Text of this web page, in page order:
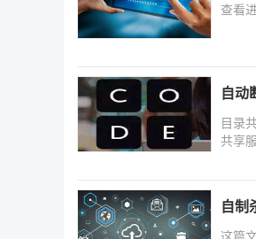
查看
自动
目录
共享
自制